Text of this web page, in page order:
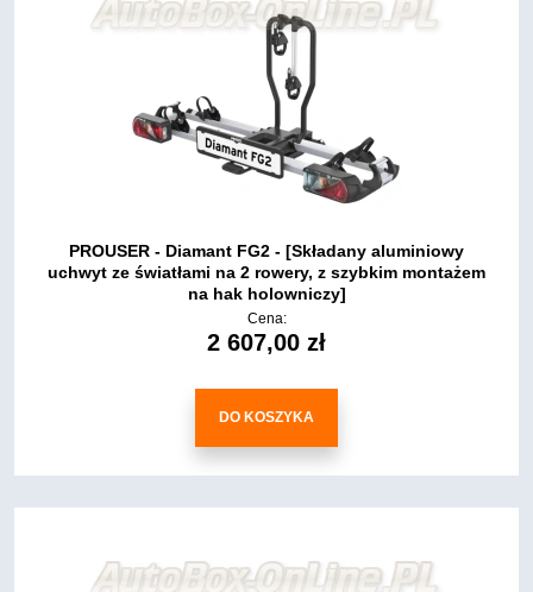
PROUSER - Diamant FG2 - [Składany aluminiowy
uchwyt ze światłami na 2 rowery, z szybkim montażem
na hak holowniczy]
Cena:
2 607,00 zł
DO KOSZYKA